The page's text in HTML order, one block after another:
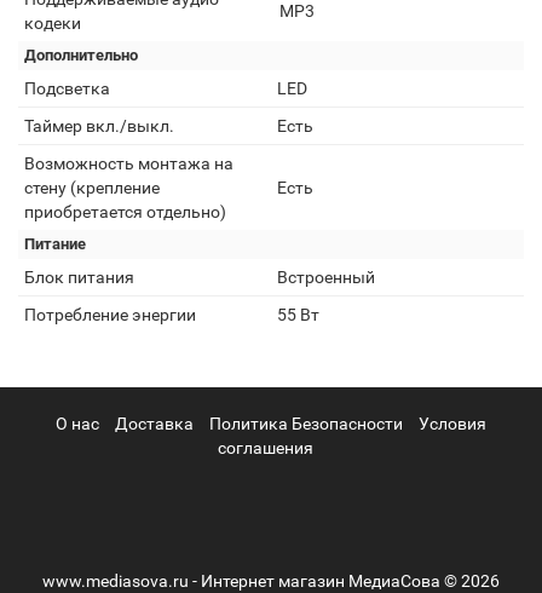
кодеки
MP3
Дополнительно
Подсветка
LED
Таймер вкл./выкл.
Есть
Возможность монтажа на
стену (крепление
приобретается отдельно)
Есть
Питание
Блок питания
Встроенный
Потребление энергии
55 Вт
О нас Доставка Политика Безопасности
Условия
соглашения
www.mediasova.ru - Интернет магазин МедиаСова © 2026